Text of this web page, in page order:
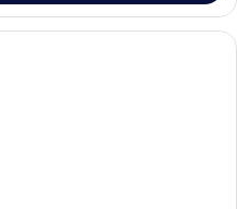
Ein Hotelzimmer mit einem großen